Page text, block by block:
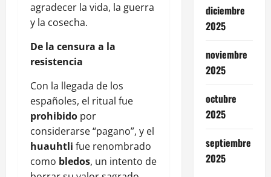
agradecer la vida, la guerra
y la cosecha.
De la censura a la
resistencia
Con la llegada de los
españoles, el ritual fue
prohibido por
considerarse “pagano”, y el
huauhtli fue renombrado
como bledos, un intento de
diciembre
2025
noviembre
2025
octubre
2025
septiembre
2025